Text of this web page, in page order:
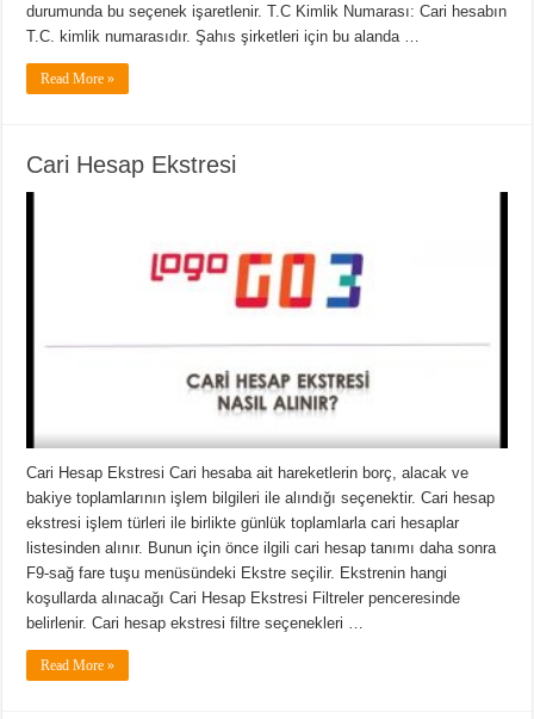
durumunda bu seçenek işaretlenir. T.C Kimlik Numarası: Cari hesabın
T.C. kimlik numarasıdır. Şahıs şirketleri için bu alanda …
Read More »
Cari Hesap Ekstresi
Cari Hesap Ekstresi Cari hesaba ait hareketlerin borç, alacak ve
bakiye toplamlarının işlem bilgileri ile alındığı seçenektir. Cari hesap
ekstresi işlem türleri ile birlikte günlük toplamlarla cari hesaplar
listesinden alınır. Bunun için önce ilgili cari hesap tanımı daha sonra
F9-sağ fare tuşu menüsündeki Ekstre seçilir. Ekstrenin hangi
koşullarda alınacağı Cari Hesap Ekstresi Filtreler penceresinde
belirlenir. Cari hesap ekstresi filtre seçenekleri …
Read More »